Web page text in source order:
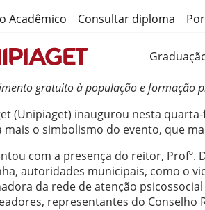
Acadêmico Consultar diploma
gratuito à população e formação
(Unipiaget) inaugurou nesta
mais o simbolismo do evento, que
com a presença do reitor, Profº.
autoridades municipais, como o
da rede de atenção
representantes do Conselho